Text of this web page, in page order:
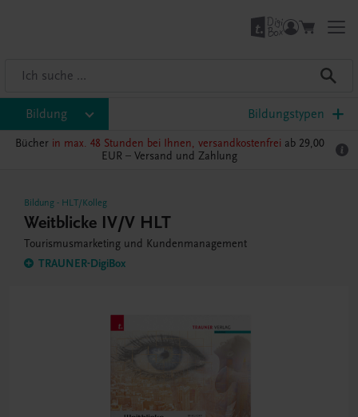
Bildung Bildungstypen
Bücher in max. 48 Stunden bei Ihnen, versandkostenfrei ab 29,00
EUR – Versand und Zahlung
Bildung - HLT/Kolleg
Weitblicke IV/V HLT
Tourismusmarketing und Kundenmanagement
TRAUNER-DigiBox